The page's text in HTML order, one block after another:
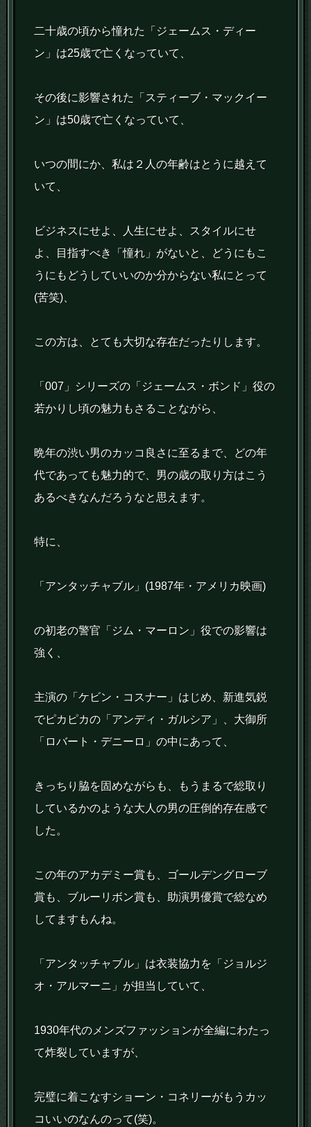
二十歳の頃から憧れた「ジェームス・ディー
ン」は25歳で亡くなっていて、
その後に影響された「スティーブ・マックイー
ン」は50歳で亡くなっていて、
いつの間にか、私は２人の年齢はとうに越えて
いて、
ビジネスにせよ、人生にせよ、スタイルにせ
よ、目指すべき「憧れ」がないと、どうにもこ
うにもどうしていいのか分からない私にとって
(苦笑)、
この方は、とても大切な存在だったりします。
「007」シリーズの「ジェームス・ボンド」役の
若かりし頃の魅力もさることながら、
晩年の渋い男のカッコ良さに至るまで、どの年
代であっても魅力的で、男の歳の取り方はこう
あるべきなんだろうなと思えます。
特に、
「アンタッチャブル」(1987年・アメリカ映画)
の初老の警官「ジム・マーロン」役での影響は
強く、
主演の「ケビン・コスナー」はじめ、新進気鋭
でピカピカの「アンディ・ガルシア」、大御所
「ロバート・デニーロ」の中にあって、
きっちり脇を固めながらも、もうまるで総取り
しているかのような大人の男の圧倒的存在感で
した。
この年のアカデミー賞も、ゴールデングローブ
賞も、ブルーリボン賞も、助演男優賞で総なめ
してますもんね。
「アンタッチャブル」は衣装協力を「ジョルジ
オ・アルマーニ」が担当していて、
1930年代のメンズファッションが全編にわたっ
て炸裂していますが、
完璧に着こなすショーン・コネリーがもうカッ
コいいのなんのって(笑)。